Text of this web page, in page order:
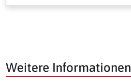
Weitere Informationen